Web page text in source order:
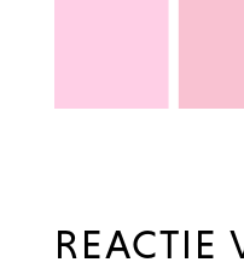
REACTIE